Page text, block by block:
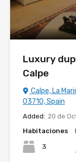
Luxury
Calpe
Calpe, La
03710, Spain
Added: 20 de
Habitaciones
3